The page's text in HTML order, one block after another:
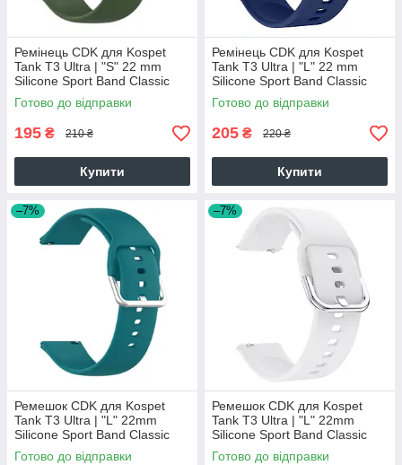
Ремінець CDK для Kospet
Tank T3 Ultra | "S" 22 mm
Silicone Sport Band Classic
(017306) (virid)
Готово до відправки
195 ₴ 210 ₴
Купити
Ремінець CDK для Kospet
Tank T3 Ultra | "L" 22 mm
Silicone Sport Band Classic
(011018) (dark blue)
Готово до відправки
205 ₴ 220 ₴
Купити
–7%
Ремешок CDK для Kospet
Tank T3 Ultra | "L" 22mm
Silicone Sport Band Classic
(011018) (ocean blue)
Готово до відправки
–7%
Ремешок CDK для Kospet
Tank T3 Ultra | "L" 22mm
Silicone Sport Band Classic
(011018) (white)
Готово до відправки